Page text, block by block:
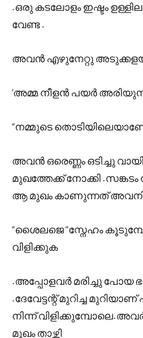
.ഒരു കടലോളം ഇഷ്ടം
വേണ്ട .
അവൻ എഴുനേറ്റു
‘അമ്മ നീളൻ പയർ
“നമ്മുടെ
അവൻ ഒരെണ്ണം ഒടിച്ചു
മുഖത്തേക്ക് നോക്കി
ആ മുഖം കാണുന്നത്
“ശൈലജെ “സ്നേഹം
വിളിക്കുക
.അപ്പോളവർ മരിച്ചു പോയ
.ദേവേട്ടന്റ് മുറിച്ച
നിന്ന്
മുഖം താഴ്ത്തി